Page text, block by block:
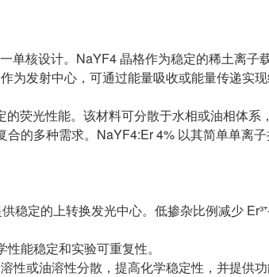
单核设计。NaYF4 晶格作为稳定的稀土离子
为发射中心，可通过能量吸收或能量传递实
荧光性能。该材料可分散于水相或油相体系
的多种需求。NaYF4:Er 4% 以其简单单离
稳定的上转换发光中心。低掺杂比例减少
能稳定和实验可重复性。
性或油溶性分散，提高化学稳定性，并提供